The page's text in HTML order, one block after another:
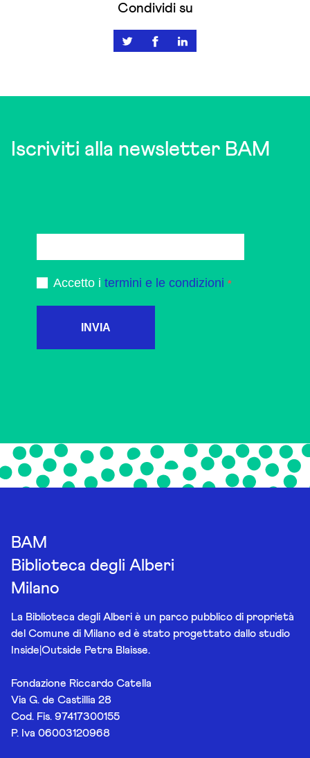
Condividi su
Iscriviti alla newsletter BAM
Accetto i termini e le condizioni
INVIA
BAM
Biblioteca degli Alberi
Milano
La Biblioteca degli Alberi è un parco pubblico di proprietà
del Comune di Milano ed è stato progettato dallo studio
Inside|Outside Petra Blaisse.
Fondazione Riccardo Catella
Via G. de Castillia 28
Cod. Fis. 97417300155
P. Iva 06003120968